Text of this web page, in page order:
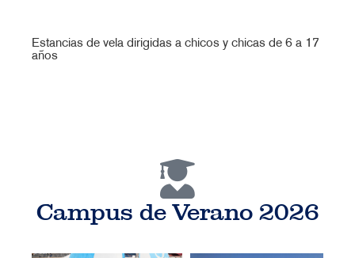
Estancias de vela dirigidas a chicos y chicas de 6 a 17
años
Campus de Verano 2026